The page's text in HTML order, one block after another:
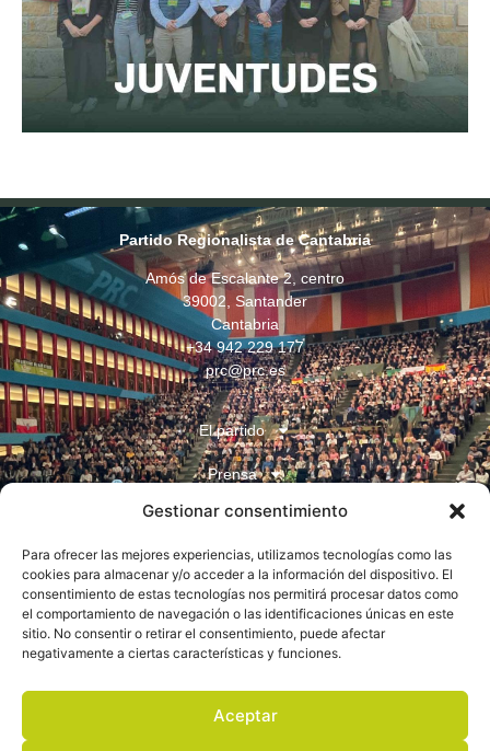
Gestionar consentimiento
Para ofrecer las mejores experiencias, utilizamos tecnologías como las
cookies para almacenar y/o acceder a la información del dispositivo. El
consentimiento de estas tecnologías nos permitirá procesar datos como
el comportamiento de navegación o las identificaciones únicas en este
sitio. No consentir o retirar el consentimiento, puede afectar
negativamente a ciertas características y funciones.
Aceptar
Partido Regionalista de Cantabria
Amós de Escalante 2, centro
39002, Santander
Cantabria
+34 942 229 177
prc@prc.es
El partido
Prensa
Juventudes
Contacto
Aviso legal